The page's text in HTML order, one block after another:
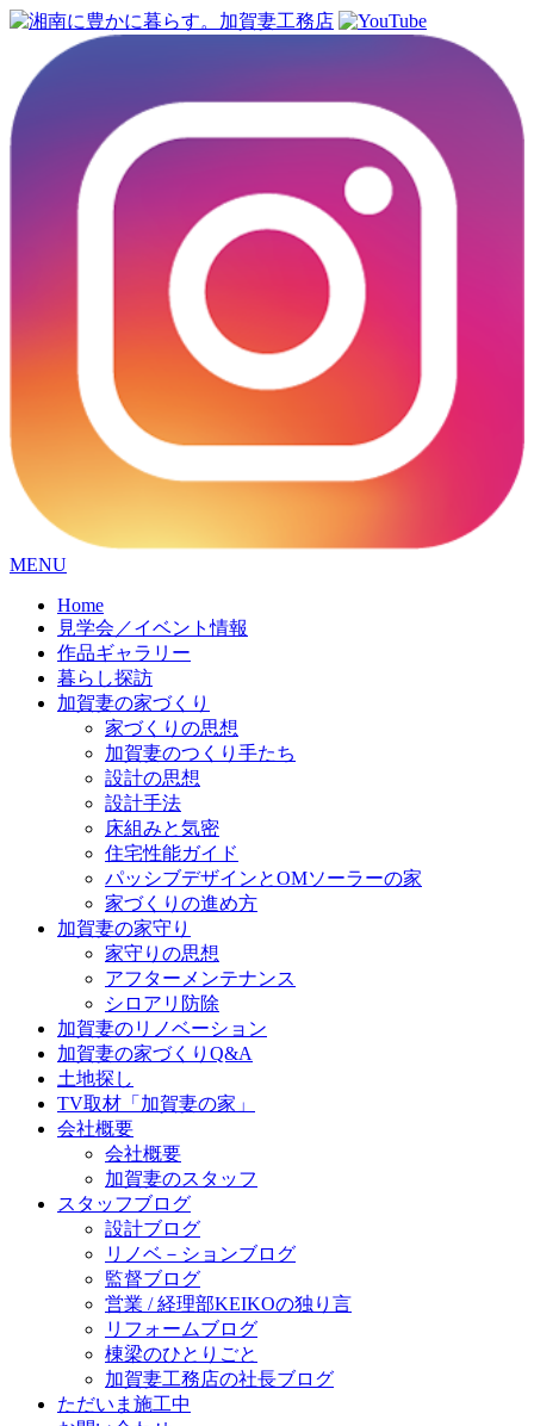
コ
MENU
Home
見学会／イベント情報
作品ギャラリー
暮らし探訪
加賀妻の家づくり
家づくりの思想
加賀妻のつくり手たち
設計の思想
設計手法
床組みと気密
住宅性能ガイド
パッシブデザインとOMソーラーの家
家づくりの進め方
加賀妻の家守り
家守りの思想
アフターメンテナンス
シロアリ防除
加賀妻のリノベーション
加賀妻の家づくりQ&A
土地探し
TV取材「加賀妻の家」
会社概要
会社概要
加賀妻のスタッフ
スタッフブログ
設計ブログ
リノベ－ションブログ
監督ブログ
営業 / 経理部KEIKOの独り言
リフォームブログ
棟梁のひとりごと
加賀妻工務店の社長ブログ
ただいま施工中